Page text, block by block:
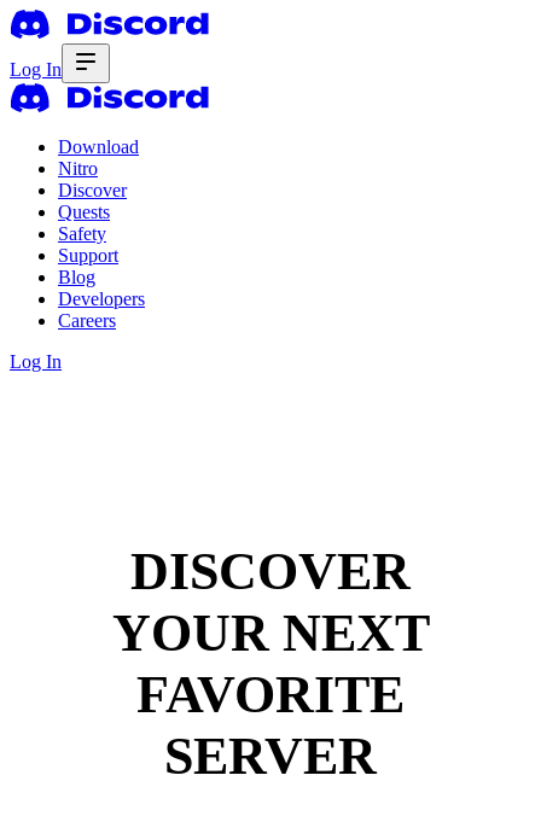
Log In
Download
Nitro
Discover
Quests
Safety
Support
Blog
Developers
Careers
Log In
DISCOVER
YOUR NEXT
FAVORITE
SERVER